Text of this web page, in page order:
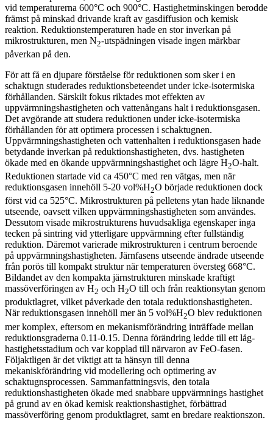
vid temperaturerna 600°C och 900°C. Hastighetminskingen berodde
främst på minskad drivande kraft av gasdiffusion och kemisk
reaktion. Reduktionstemperaturen hade en stor inverkan på
mikrostrukturen, men N2-utspädningen visade ingen märkbar
påverkan på den.
För att få en djupare förståelse för reduktionen som sker i en
schaktugn studerades reduktionsbeteendet under icke-isotermiska
förhållanden. Särskilt fokus riktades mot effekten av
uppvärmningshastigheten och vattenångans halt i reduktionsgasen.
Det avgörande att studera reduktionen under icke-isotermiska
förhållanden för att optimera processen i schaktugnen.
Uppvärmningshastigheten och vattenhalten i reduktionsgasen hade
betydande inverkan på reduktionshastigheten, dvs. hastigheten
ökade med en ökande uppvärmningshastighet och lägre H2O-halt.
Reduktionen startade vid ca 450°C med ren vätgas, men när
reduktionsgasen innehöll 5-20 vol%H2O började reduktionen dock
först vid ca 525°C. Mikrostrukturen på pelletens ytan hade liknande
utseende, oavsett vilken uppvärmningshastigheten som användes.
Dessutom visade mikrostrukturens huvudsakliga egenskaper inga
tecken på sintring vid ytterligare uppvärmning efter fullständig
reduktion. Däremot varierade mikrostrukturen i centrum beroende
på uppvärmningshastigheten. Järnfasens utseende ändrade utseende
från porös till kompakt struktur när temperaturen översteg 668°C.
Bildandet av den kompakta järnstrukturen minskade kraftigt
massöverföringen av H2 och H2O till och från reaktionsytan genom
produktlagret, vilket påverkade den totala reduktionshastigheten.
När reduktionsgasen innehöll mer än 5 vol%H2O blev reduktionen
mer komplex, eftersom en mekanismförändring inträffade mellan
reduktionsgraderna 0.11-0.15. Denna förändring ledde till ett låg-
hastighetsstadium och var kopplad till närvaron av FeO-fasen.
Följaktligen är det viktigt att ta hänsyn till denna
mekaniskförändring vid modellering och optimering av
schaktugnsprocessen. Sammanfattningsvis, den totala
reduktionshastigheten ökade med snabbare uppvärmnings hastighet
på grund av en ökad kemisk reaktionshastighet, förbättrad
massöverföring genom produktlagret, samt en bredare reaktionszon.